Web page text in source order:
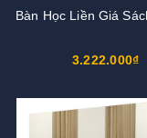
Bàn Học Liền Giá
3.222.000₫